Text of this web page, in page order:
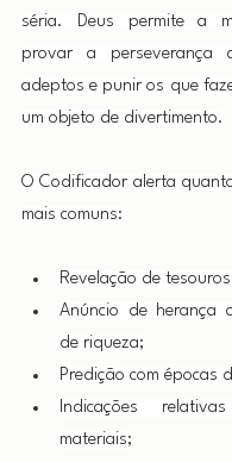
séria. Deus permite a
provar a perseverança
adeptos e punir os que
um objeto de divertimento.
O Codificador alerta
mais comuns:
Revelação de
Anúncio de herança
de riqueza;
Predição com épocas
Indicações
materiais;